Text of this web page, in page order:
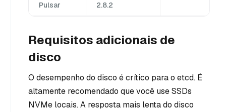
Pulsar 2.8.2
Requisitos adicionais de
disco
O desempenho do disco é crítico para o etcd. É
altamente recomendado que você use SSDs
NVMe locais. A resposta mais lenta do disco